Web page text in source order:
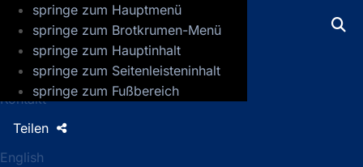
springe zum Hauptmenü
springe zum Brotkrumen-Menü
springe zum Hauptinhalt
springe zum Seitenleisteninhalt
springe zum Fußbereich
GFZ Helmholtz-Zentrum für
Presse
Jobs
Kontakt
English
Teilen